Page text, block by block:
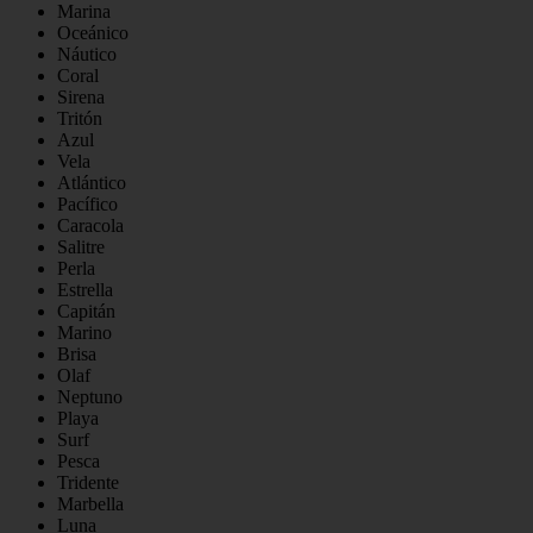
Marina
Oceánico
Náutico
Coral
Sirena
Tritón
Azul
Vela
Atlántico
Pacífico
Caracola
Salitre
Perla
Estrella
Capitán
Marino
Brisa
Olaf
Neptuno
Playa
Surf
Pesca
Tridente
Marbella
Luna